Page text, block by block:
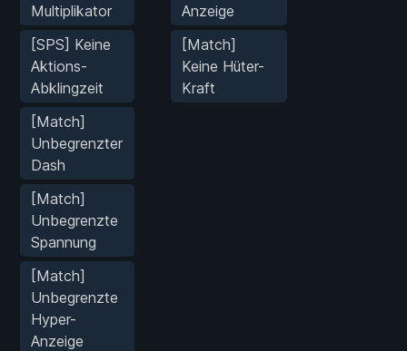
Multiplikator
[SPS] Keine
Aktions-
Abklingzeit
[Match]
Unbegrenzter
Dash
[Match]
Unbegrenzte
Spannung
[Match]
Unbegrenzte
Hyper-
Anzeige
Anzeige
[Match]
Keine Hüter-
Kraft